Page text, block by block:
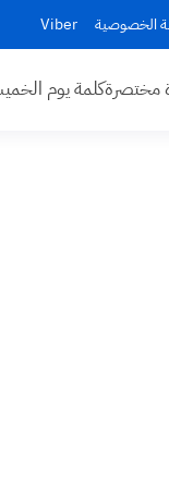
الخصوصية Viber
مختصرةكلمة يوم